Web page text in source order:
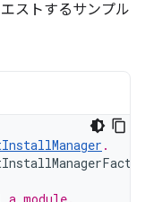
ストするサンプル
.